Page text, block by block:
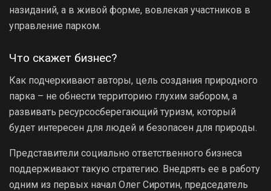
назиданий, а в живой форме, вовлекая участников в
управление парком.
Что скажет бизнес?
Как подчеркивают авторы, цель создания природного
парка – не обнести территорию глухим забором, а
развивать ресурсосберегающий туризм, который
будет интересен для людей и безопасен для природы.
Представители социально ответственного бизнеса
поддерживают такую стратегию. Внедрять ее в работу
одним из первых начал Олег Сиротин, председатель